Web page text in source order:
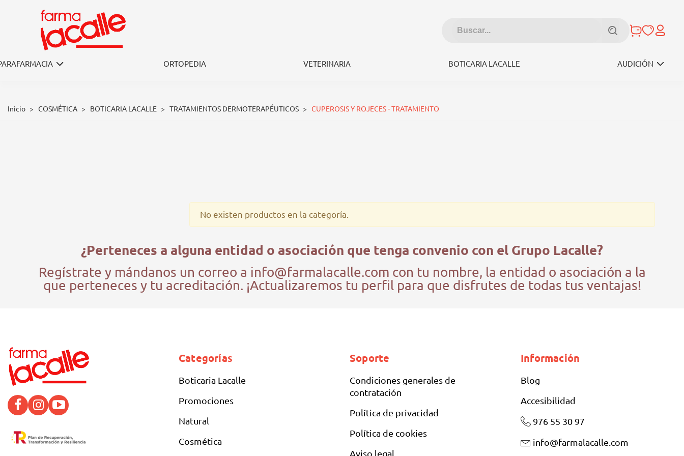
ORTOPEDIA VETERINARIA BOTICARIA LACALLE AUDICIÓN
Inicio > COSMÉTICA > BOTICARIA LACALLE > TRATAMIENTOS DERMOTERAPÉUTICOS > CUPEROSIS Y ROJECES - TRATAMIENTO
CUPEROSIS Y ROJECES -
No existen productos en la categoría.
¿Perteneces a alguna entidad o asociación que tenga convenio con el Grupo Lacalle?
Regístrate y mándanos un correo a info@farmalacalle.com con tu nombre, la entidad o asociación a la
que perteneces y tu acreditación. ¡Actualizaremos tu perfil para que disfrutes de todas tus ventajas!
Categorías
Boticaria Lacalle
Promociones
Natural
Cosmética
Soporte
Condiciones generales de
contratación
Política de privacidad
Política de cookies
Aviso legal
Información
Blog
Accesibilidad
976 55 30 97
info@farmalacalle.com